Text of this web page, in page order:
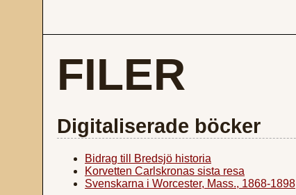
FILER
Digitaliserade böcker
Bidrag till Bredsjö historia
Korvetten Carlskronas sista resa
Svenskarna i Worcester, Mass., 1868-1898